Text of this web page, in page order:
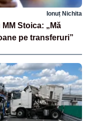
Ionuț Nichita
Stoica: „Mă
pe transferuri”